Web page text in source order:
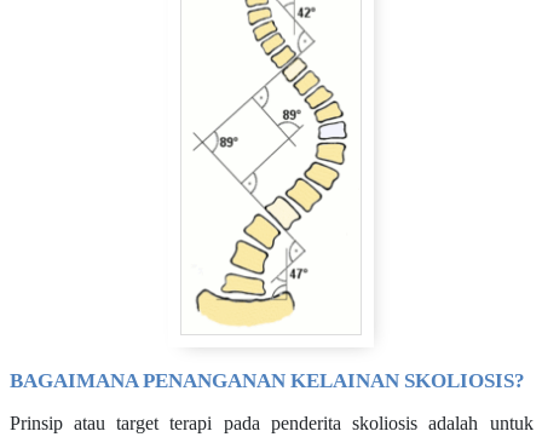
BAGAIMANA PENANGANAN KELAINAN SKOLIOSIS?
Prinsip atau target terapi pada penderita skoliosis adalah untuk